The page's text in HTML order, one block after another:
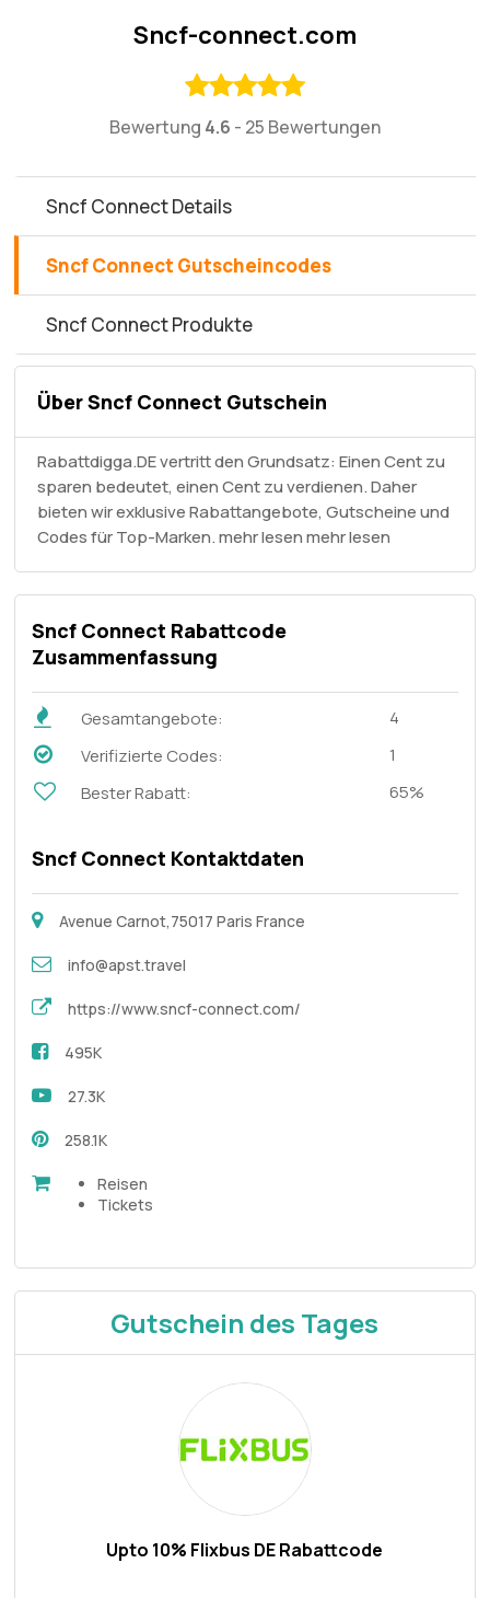
Sncf-connect.com
Bewertung 4.6 - 25 Bewertungen
Sncf Connect Details
Sncf Connect Gutscheincodes
Sncf Connect Produkte
Über Sncf Connect Gutschein
Rabattdigga.DE vertritt den Grundsatz: Einen Cent zu
sparen bedeutet, einen Cent zu verdienen. Daher
bieten wir exklusive Rabattangebote, Gutscheine und
Codes für Top-Marken. mehr lesenmehr lesen
Sncf Connect Rabattcode
Zusammenfassung
Gesamtangebote:
4
Verifizierte Codes:
1
Bester Rabatt:
65%
Sncf Connect Kontaktdaten
Avenue Carnot,75017 Paris France
info@apst.travel
https://www.sncf-connect.com/
495K
27.3K
258.1K
Reisen
Tickets
Gutschein des Tages
Upto 10% Flixbus DE Rabattcode